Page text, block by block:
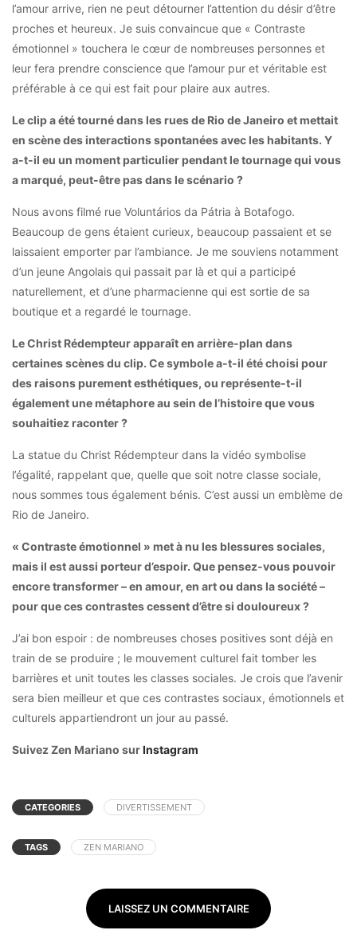
l’amour arrive, rien ne peut détourner l’attention du désir d’être
proches et heureux. Je suis convaincue que « Contraste
émotionnel » touchera le cœur de nombreuses personnes et
leur fera prendre conscience que l’amour pur et véritable est
préférable à ce qui est fait pour plaire aux autres.
Le clip a été tourné dans les rues de Rio de Janeiro et mettait
en scène des interactions spontanées avec les habitants. Y
a-t-il eu un moment particulier pendant le tournage qui vous
a marqué, peut-être pas dans le scénario ?
Nous avons filmé rue Voluntários da Pátria à Botafogo.
Beaucoup de gens étaient curieux, beaucoup passaient et se
laissaient emporter par l’ambiance. Je me souviens notamment
d’un jeune Angolais qui passait par là et qui a participé
naturellement, et d’une pharmacienne qui est sortie de sa
boutique et a regardé le tournage.
Le Christ Rédempteur apparaît en arrière-plan dans
certaines scènes du clip. Ce symbole a-t-il été choisi pour
des raisons purement esthétiques, ou représente-t-il
également une métaphore au sein de l’histoire que vous
souhaitiez raconter ?
La statue du Christ Rédempteur dans la vidéo symbolise
l’égalité, rappelant que, quelle que soit notre classe sociale,
nous sommes tous également bénis. C’est aussi un emblème de
Rio de Janeiro.
« Contraste émotionnel » met à nu les blessures sociales,
mais il est aussi porteur d’espoir. Que pensez-vous pouvoir
encore transformer – en amour, en art ou dans la société –
pour que ces contrastes cessent d’être si douloureux ?
J’ai bon espoir : de nombreuses choses positives sont déjà en
train de se produire ; le mouvement culturel fait tomber les
barrières et unit toutes les classes sociales. Je crois que l’avenir
sera bien meilleur et que ces contrastes sociaux, émotionnels et
culturels appartiendront un jour au passé.
Suivez Zen Mariano surInstagram
CATEGORIES DIVERTISSEMENT
TAGS ZEN MARIANO
LAISSEZ UN COMMENTAIRE